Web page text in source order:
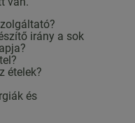
irány a sok
ételek?
és